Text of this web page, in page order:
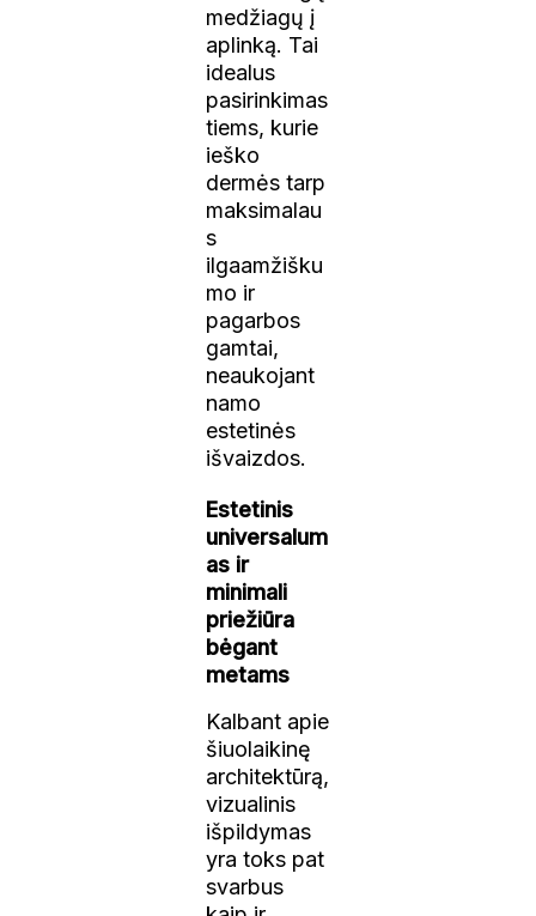
medžiagų į
aplinką. Tai
idealus
pasirinkimas
tiems, kurie
ieško
dermės tarp
maksimalau
s
ilgaamžišku
mo ir
pagarbos
gamtai,
neaukojant
namo
estetinės
išvaizdos.
Estetinis
universalum
as ir
minimali
priežiūra
bėgant
metams
Kalbant apie
šiuolaikinę
architektūrą,
vizualinis
išpildymas
yra toks pat
svarbus